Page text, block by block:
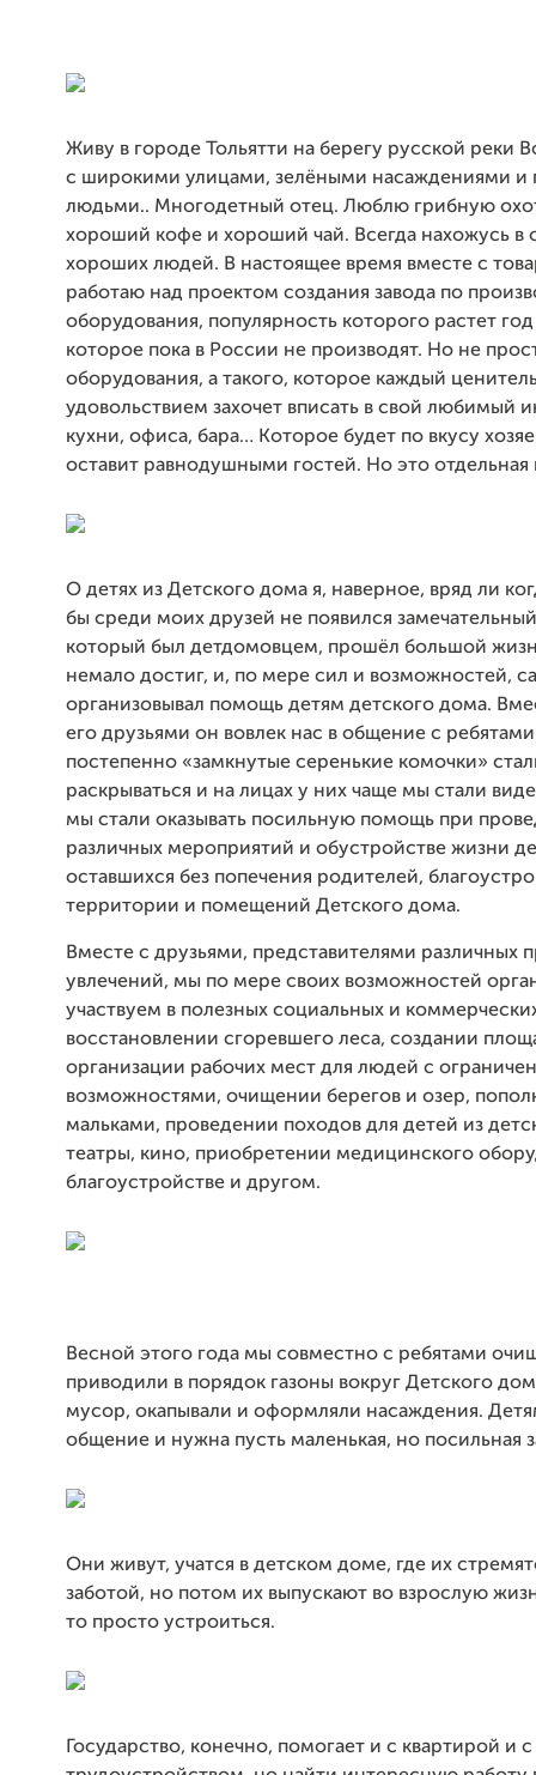
Живу в городе Тольятти на берегу русской реки
с широкими улицами, зелёными насаждениями и
людьми.. Многодетный отец. Люблю грибную
хороший кофе и хороший чай. Всегда нахожусь в
хороших людей. В настоящее время вместе с
работаю над проектом создания завода по
оборудования, популярность которого растет
которое пока в России не производят. Но не
оборудования, а такого, которое каждый
удовольствием захочет вписать в свой любимый
кухни, офиса, бара… Которое будет по вкусу
оставит равнодушными гостей. Но это
О детях из Детского дома я, наверное, вряд ли
бы среди моих друзей не появился
который был детдомовцем, прошёл большой
немало достиг, и, по мере сил и возможностей,
организовывал помощь детям детского дома.
его друзьями он вовлек нас в общение с
постепенно «замкнутые серенькие комочки»
раскрываться и на лицах у них чаще мы стали
мы стали оказывать посильную помощь при
различных мероприятий и обустройстве жизни
оставшихся без попечения родителей,
территории и помещений Детского дома.
Вместе с друзьями, представителями различных
увлечений, мы по мере своих возможностей
участвуем в полезных социальных и
восстановлении сгоревшего леса, создании
организации рабочих мест для людей с
возможностями, очищении берегов и озер,
мальками, проведении походов для детей из
театры, кино, приобретении медицинского
благоустройстве и другом.
Весной этого года мы совместно с ребятами
приводили в порядок газоны вокруг Детского
мусор, окапывали и оформляли насаждения.
общение и нужна пусть маленькая, но посильная
Они живут, учатся в детском доме, где их
заботой, но потом их выпускают во взрослую
то просто устроиться.
Государство, конечно, помогает и с квартирой и с